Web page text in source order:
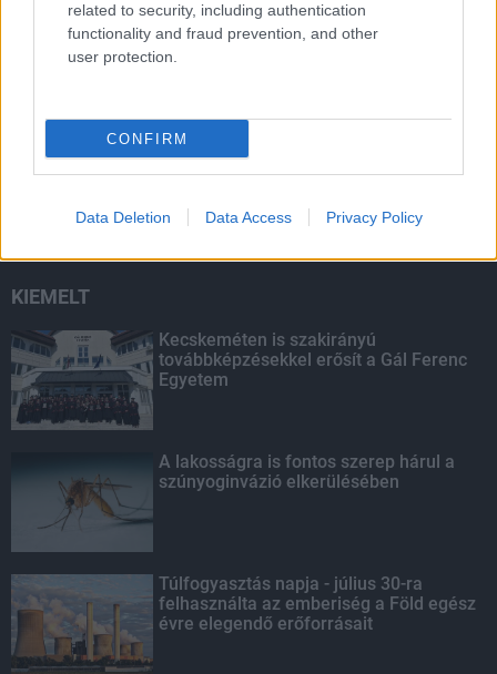
related to security, including authentication
functionality and fraud prevention, and other
user protection.
CONFIRM
Data Deletion Data Access Privacy Policy
Mától jelentkezhetnek a kivitelezők a
háztartások napelemes és fűtési
rendszereit támogató pályázatra
Amire többmillióan vártunk: szombattól
másodfokúra csökken a riasztás
KIEMELT
Kecskeméten is szakirányú
továbbképzésekkel erősít a Gál Ferenc
Egyetem
A lakosságra is fontos szerep hárul a
szúnyoginvázió elkerülésében
Túlfogyasztás napja - július 30-ra
felhasználta az emberiség a Föld egész
évre elegendő erőforrásait